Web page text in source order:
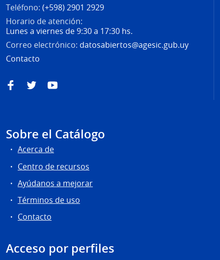
Teléfono: (+598) 2901 2929
Horario de atención:
Lunes a viernes de 9:30 a 17:30 hs.
Correo electrónico: datosabiertos@agesic.gub.uy
Contacto
FacebookTwitterYouTube
Sobre el Catálogo
Acerca de
Centro de recursos
Ayúdanos a mejorar
Términos de uso
Contacto
Acceso por perfiles